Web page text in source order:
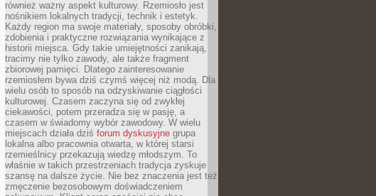
również ważny aspekt kulturowy. Rzemiosło jest
nośnikiem lokalnych tradycji, technik i estetyk.
Każdy region ma swoje materiały, sposoby obróbki,
zdobienia i praktyczne rozwiązania wynikające z
historii miejsca. Gdy takie umiejętności zanikają,
tracimy nie tylko zawody, ale także fragment
zbiorowej pamięci. Dlatego zainteresowanie
rzemiosłem bywa dziś czymś więcej niż modą. Dla
wielu osób to sposób na odzyskiwanie ciągłości
kulturowej. Czasem zaczyna się od zwykłej
ciekawości, potem przeradza się w pasję, a
czasem w świadomy wybór zawodowy. W wielu
miejscach działa dziś forum dyskusyjne grupa
lokalna albo pracownia otwarta, w której starsi
rzemieślnicy przekazują wiedzę młodszym. To
właśnie w takich przestrzeniach tradycja zyskuje
szansę na dalsze życie. Nie bez znaczenia jest też
zmęczenie bezosobowym doświadczeniem